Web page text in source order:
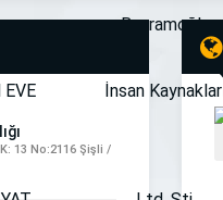
13 No:2116 Şişli /